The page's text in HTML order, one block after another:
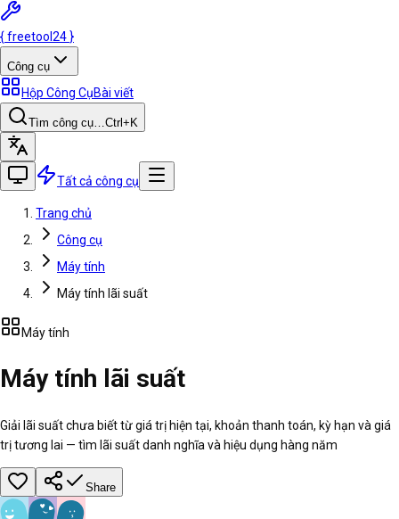
{freetool 24 }
Công cụ
Hộp Công CụBài viết
Tìm công cụ…Ctrl +K
Tất cả công cụ
Trang chủ
Công cụ
Máy tính
Máy tính lãi suất
Máy tính
Máy tính lãi suất
Giải lãi suất chưa biết từ giá trị hiện tại, khoản thanh toán, kỳ hạn và giá
trị tương lai — tìm lãi suất danh nghĩa và hiệu dụng hàng năm
Share